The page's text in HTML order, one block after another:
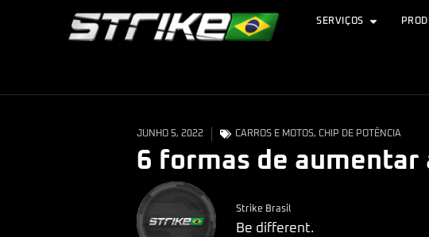
SERVIÇOS
JUNHO 5, 2022 CARROS E MOTOS, CHIP DE POTÊNCIA
6 formas de aumentar
Strike Brasil
Be different.